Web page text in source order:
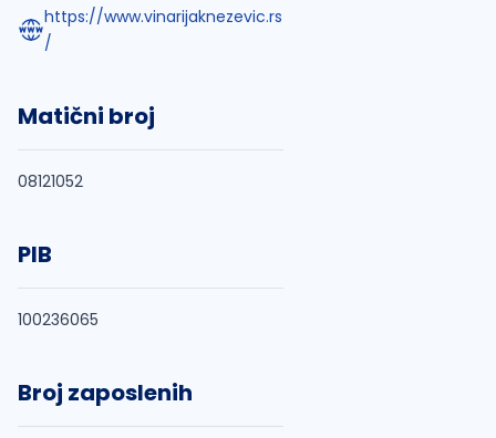
https://www.vinarijaknezevic.rs
/
Matični broj
08121052
PIB
100236065
Broj zaposlenih